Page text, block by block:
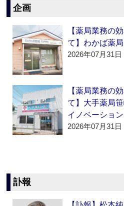
企画
【薬局業務の
て】わかば薬局
2026年07月31日
【薬局業務の
て】大手薬局
イノベーション
2026年07月31日
訃報